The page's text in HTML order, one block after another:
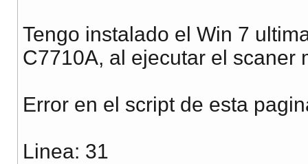
Tengo instalado el Win 7
C7710A, al ejecutar el scaner
Error en el script de esta
Linea: 31